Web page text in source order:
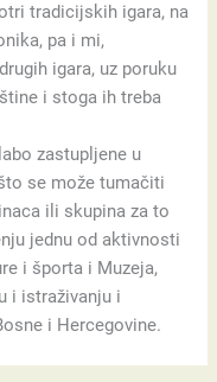
tradicijskih igara, na
pa i mi,
igara, uz poruku
i stoga ih treba
zastupljene u
se može tumačiti
ili skupina za to
jednu od aktivnosti
i športa i Muzeja,
i istraživanju i
i Hercegovine.